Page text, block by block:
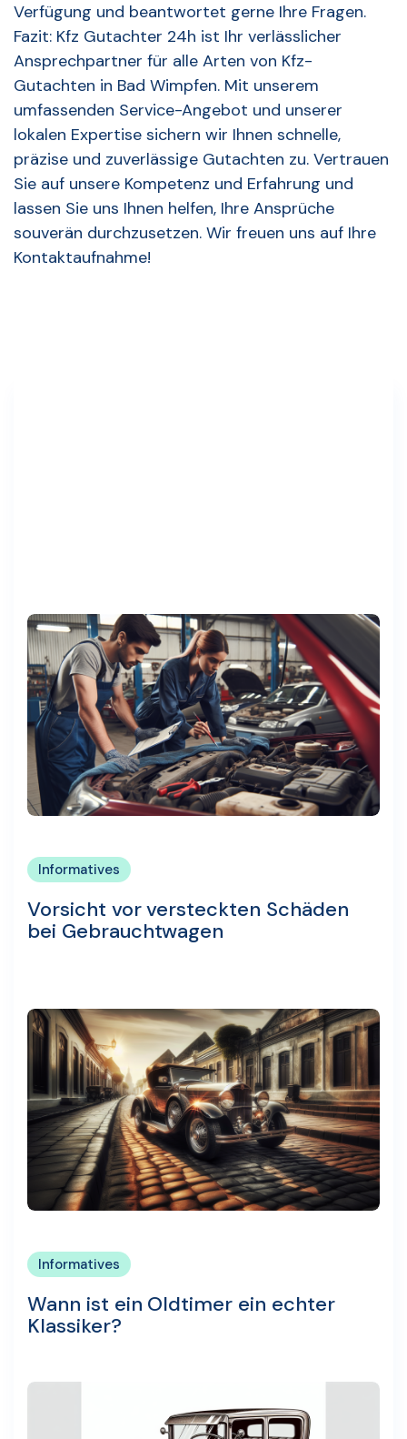
Verfügung und beantwortet gerne Ihre Fragen.
Fazit: Kfz Gutachter 24h ist Ihr verlässlicher
Ansprechpartner für alle Arten von Kfz-
Gutachten in Bad Wimpfen. Mit unserem
umfassenden Service-Angebot und unserer
lokalen Expertise sichern wir Ihnen schnelle,
präzise und zuverlässige Gutachten zu. Vertrauen
Sie auf unsere Kompetenz und Erfahrung und
lassen Sie uns Ihnen helfen, Ihre Ansprüche
souverän durchzusetzen. Wir freuen uns auf Ihre
Kontaktaufnahme!
Informatives
Vorsicht vor versteckten Schäden
bei Gebrauchtwagen
Informatives
Wann ist ein Oldtimer ein echter
Klassiker?